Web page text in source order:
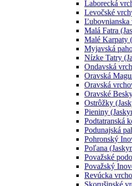
Laborecká
Levočské
Ľubovnianska
Malá Fatra
Malé Karpaty
Myjavská
Nízke Tatry
Ondavská
Oravská
Oravská
Oravské
Ostrôžky
Pieniny
Podtatranská
Podunajská
Pohronský
Poľana
Považské
Považský
Revúcka
Skorušinské